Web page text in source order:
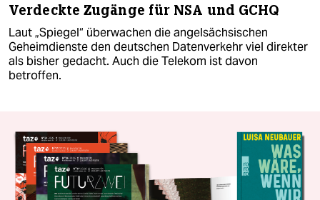
Verdeckte Zugänge für NSA und GCHQ
Laut „Spiegel“ überwachen die angelsächsischen
Geheimdienste den deutschen Datenverkehr viel direkter
als bisher gedacht. Auch die Telekom ist davon
betroffen.